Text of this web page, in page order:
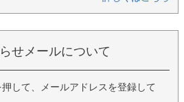
せメールについて
して、メールアドレスを登録して